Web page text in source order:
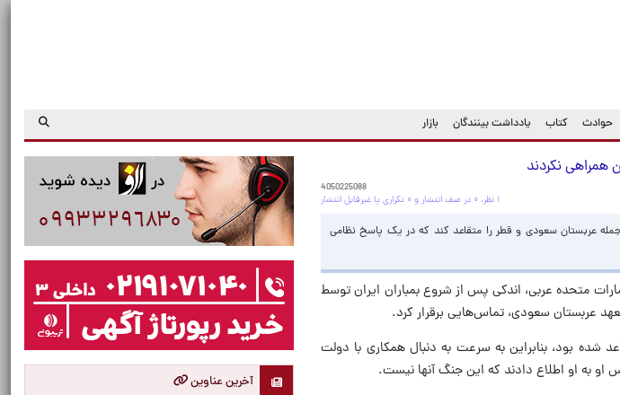
حوادث کتاب یادداشت بینندگان بازار
همراهی نکردند
4050225088
۱ نظر، ۰ در صف انتشار و ۰ تکراری یا غیرقابل انتشار
جمله عربستان سعودی و قطر را متقاعد کند که در یک پاسخ نظامی
متحده عربی، اندکی پس از شروع بمباران ایران توسط
شده بود، بنابراین به سرعت به دنبال همکاری با دولت
او به او اطلاع دادند که این جنگ آنها نیست.
آخرین عناوین